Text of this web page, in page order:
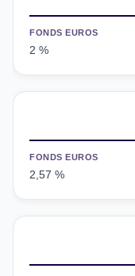
FONDS EUROS
2 %
FONDS EUROS
2,57 %